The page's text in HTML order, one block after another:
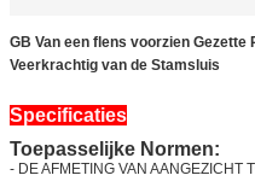
GB Van een flens voorzien Gezette
Veerkrachtig van de Stamsluis
Specificaties
Toepasselijke Normen:
- DE AFMETING VAN AANGEZICHT